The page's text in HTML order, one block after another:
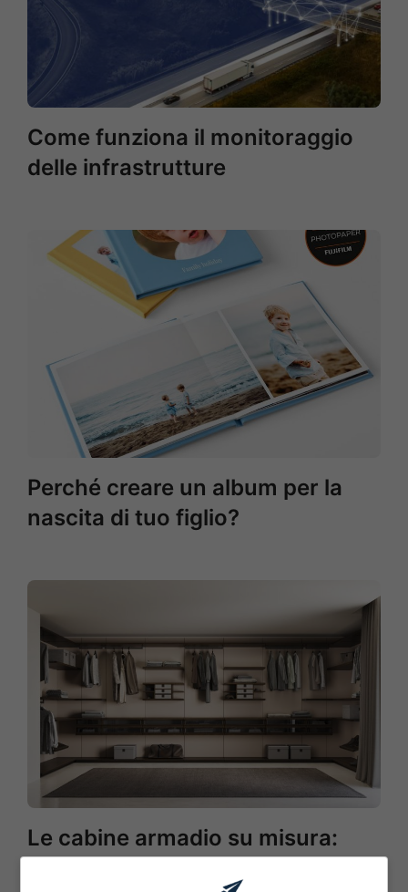
Come funziona il monitoraggio
delle infrastrutture
Perché creare un album per la
nascita di tuo figlio?
Le cabine armadio su misura: